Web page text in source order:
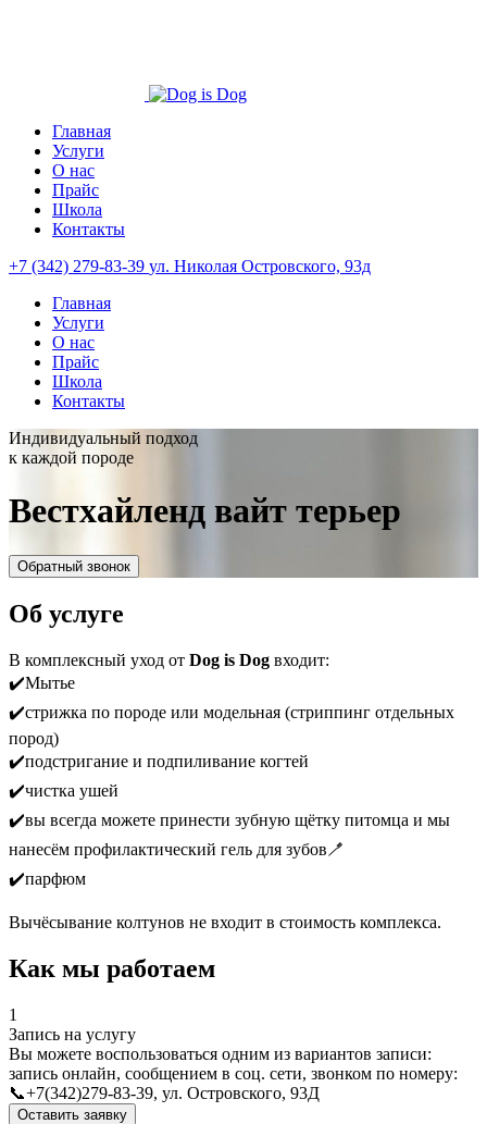
Главная
Услуги
О нас
Прайс
Школа
Контакты
+7 (342) 279-83-39 ул. Николая Островского, 93д
Главная
Услуги
О нас
Прайс
Школа
Контакты
Индивидуальный подход
к каждой породе
Вестхайленд вайт терьер
Обратный звонок
Об услуге
В комплексный уход от Dog is Dog входит:
✔️Мытье
✔️стрижка по породе или модельная (стриппинг отдельных
пород)
✔️подстригание и подпиливание когтей
✔️чистка ушей
✔️вы всегда можете принести зубную щётку питомца и мы
нанесём профилактический гель для зубов🪥
✔️парфюм
Вычёсывание колтунов не входит в стоимость комплекса.
Как мы работаем
1
Запись на услугу
Вы можете воспользоваться одним из вариантов записи:
запись онлайн, сообщением в соц. сети, звонком по номеру:
📞+7(342)279-83-39, ул. Островского, 93Д
Оставить заявку